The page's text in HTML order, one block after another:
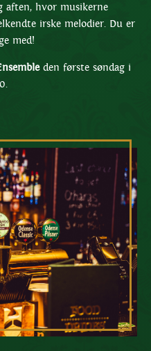
aften, hvor musikerne
irske melodier. Du er
med!
den første søndag i